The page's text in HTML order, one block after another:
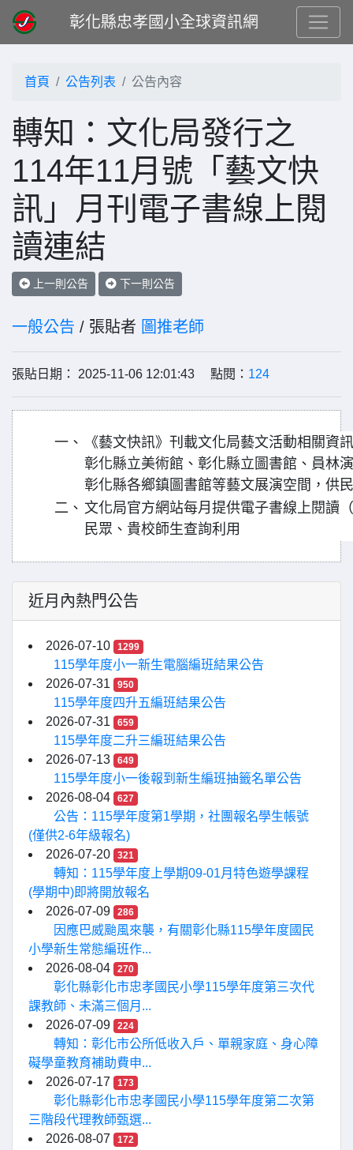
彰化縣忠孝國小全球資訊網
首頁 公告列表 公告內容
轉知：文化局發行之
114年11月號「藝文快
訊」月刊電子書線上閱
讀連結
上一則公告 下一則公告
一般公告 / 張貼者 圖推老師
張貼日期： 2025-11-06 12:01:43 點閱： 124
一、
《藝文快訊》刊載文化局藝文活動相關資
彰化縣立美術館、彰化縣立圖書館、員林
彰化縣各鄉鎮圖書館等藝文展演空間，供
二、 文化局官方網站每月提供電子書線上閱讀
民眾、貴校師生查詢利用
近月內熱門公告
2026-07-10 1299
115學年度小一新生電腦編班結果公告
2026-07-31
950
115學年度四升五編班結果公告
2026-07-31
659
115學年度二升三編班結果公告
2026-07-13
649
115學年度小一後報到新生編班抽籤名單公告
2026-08-04
627
公告：115學年度第1學期，社團報名學生帳號
(僅供2-6年級報名)
2026-07-20
321
轉知：115學年度上學期09-01月特色遊學課程
(學期中)即將開放報名
2026-07-09
286
因應巴威颱風來襲，有關彰化縣115學年度國民
小學新生常態編班作...
2026-08-04
270
彰化縣彰化市忠孝國民小學115學年度第三次代
課教師、未滿三個月...
2026-07-09
224
轉知：彰化市公所低收入戶、單親家庭、身心障
礙學童教育補助費申...
2026-07-17
173
彰化縣彰化市忠孝國民小學115學年度第二次第
三階段代理教師甄選...
2026-08-07
172